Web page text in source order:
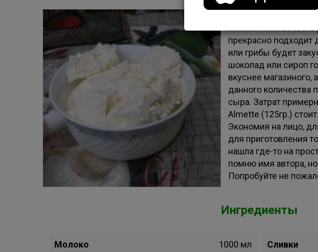
прекрасно подходит
или грибы будет
шоколад или сироп
вкуснее
данного количества
сыра. Затрат
Almette (125гр.)
Экономия на лицо,
для приготовления
нашла где-то на
помню имя автора,
Попробуйте не
Ингредиенты
Молоко 1000 мл Сливки